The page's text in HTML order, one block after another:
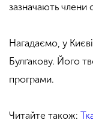
зазначають члени
Нагадаємо, у Києві
Булґакову. Його
програми.
Читайте також: